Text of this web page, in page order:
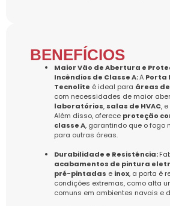
BENEFÍCIOS
Maior Vão de Abertura e
Incêndios de Classe A:A Porta
Tecnolite é ideal para áreas
com necessidades de maior
laboratórios, salas de HVAC, e
Além disso, oferece proteção
classe A, garantindo que o fogo
para outras áreas.
Durabilidade e Resistência:
acabamentos de pintura
pré-pintadas e inox, a porta é
condições extremas, como alta
comuns em ambientes navais e